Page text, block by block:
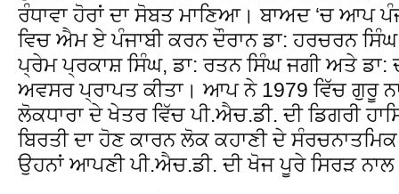
ਰੰਧਾਵਾ ਹੋਰਾਂ ਦਾ ਸੋਬਤ ਮਾਣਿਆ। ਬਾਅਦ ‘ਚ ਆਪ
ਵਿਚ ਐਮ ਏ ਪੰਜਾਬੀ ਕਰਨ ਦੌਰਾਨ ਡਾ: ਹਰਚਰਨ
ਪ੍ਰੇਮ ਪ੍ਰਕਾਸ਼ ਸਿੰਘ, ਡਾ: ਰਤਨ ਸਿੰਘ ਜਗੀ ਅਤੇ ਡਾ:
ਅਵਸਰ ਪ੍ਰਾਪਤ ਕੀਤਾ। ਆਪ ਨੇ 1979 ਵਿੱਚ ਗੁਰੂ
ਲੋਕਧਾਰਾ ਦੇ ਖੇਤਰ ਵਿੱਚ ਪੀ.ਐਚ.ਡੀ. ਦੀ ਡਿਗਰੀ
ਬਿਰਤੀ ਦਾ ਹੋਣ ਕਾਰਨ ਲੋਕ ਕਹਾਣੀ ਦੇ
ਉਹਨਾਂ ਆਪਣੀ ਪੀ.ਐਚ.ਡੀ. ਦੀ ਖੋਜ ਪੂਰੇ ਸਿਰੜ ਨਾਲ